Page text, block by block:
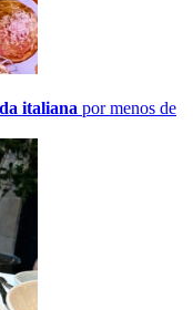
italiana por menos de